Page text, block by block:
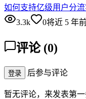
如何支持亿级用户分
3.3k
0将近 5 年
评论 (0)
登录 后参与评论
暂无评论，来发表第